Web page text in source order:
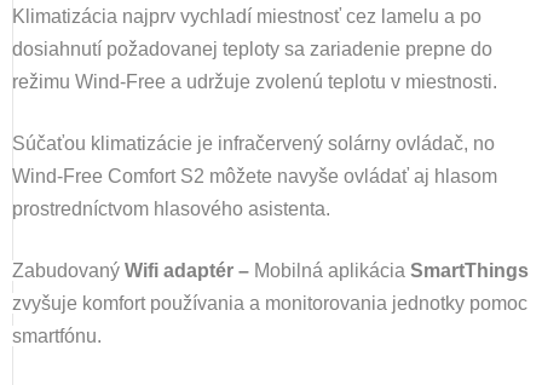
Klimatizácia najprv vychladí miestnosť cez lamelu a po
dosiahnutí požadovanej teploty sa zariadenie prepne do
režimu Wind-Free a udržuje zvolenú teplotu v miestnosti.
Súčaťou klimatizácie je infračervený solárny ovládač, no
Wind-Free Comfort S2 môžete navyše ovládať aj hlasom
prostredníctvom hlasového asistenta.
Zabudovaný Wifi adaptér – Mobilná aplikácia SmartThings
zvyšuje komfort používania a monitorovania jednotky pomoc
smartfónu.